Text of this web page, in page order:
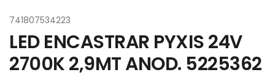
741807534223
LED ENCASTRAR PYXIS 24V
2700K 2,9MT ANOD. 5225362